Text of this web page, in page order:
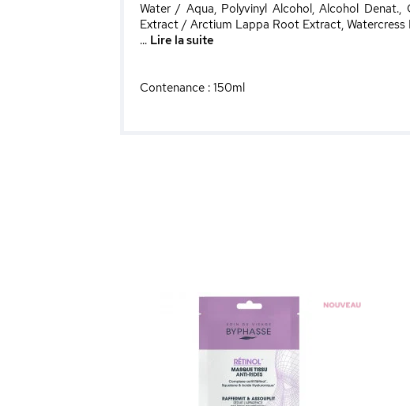
Water / Aqua, Polyvinyl Alcohol, Alcohol
Extract / Arctium Lappa Root Extract, Watercress
... Lire la suite
Contenance : 150ml